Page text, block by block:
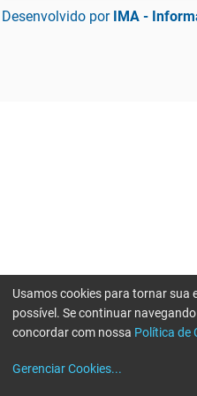
Desenvolvido por IMA -
Usamos cookies para tornar sua
possível. Se continuar
concordar com nossa Política de
Gerenciar Cookies...
Erro ao enviar informações,